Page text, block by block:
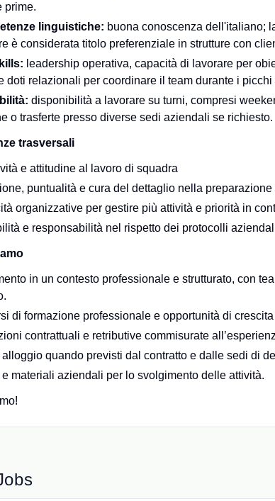
prime.
linguistiche: buona conoscenza dell'italiano;
è considerata titolo preferenziale in strutture con
leadership operativa, capacità di lavorare per
doti relazionali per coordinare il team durante i picchi
disponibilità a lavorare su turni, compresi
o trasferte presso diverse sedi aziendali se richiesto.
trasversali
e attitudine al lavoro di squadra
puntualità e cura del dettaglio nella preparazione
organizzative per gestire più attività e priorità in
e responsabilità nel rispetto dei protocolli
in un contesto professionale e strutturato, con
di formazione professionale e opportunità di
contrattuali e retributive commisurate
alloggio quando previsti dal contratto e dalle sedi di
e materiali aziendali per lo svolgimento delle attività.